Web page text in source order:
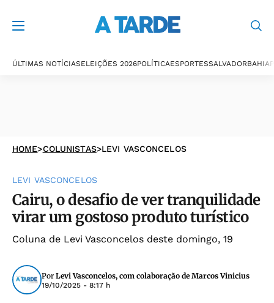
ÚLTIMAS NOTÍCIASELEIÇÕES 2026POLÍTICAESPORTESSALVADORBAHIA
HOME>COLUNISTAS>LEVI VASCONCELOS
LEVI VASCONCELOS
Cairu, o desafio de ver tranquilidade
virar um gostoso produto turístico
Coluna de Levi Vasconcelos deste domingo, 19
Por Levi Vasconcelos, com colaboração de Marcos Vinicius
19/10/2025 - 8:17 h